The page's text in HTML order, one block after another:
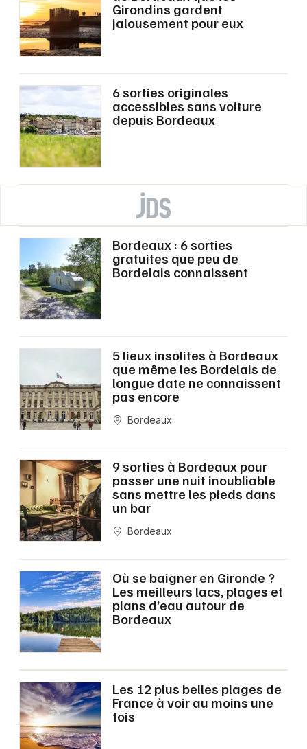
Girondins gardent
jalousement pour eux
6 sorties originales
accessibles sans voiture
depuis Bordeaux
Bordeaux : 6 sorties
gratuites que peu de
Bordelais connaissent
5 lieux insolites à Bordeaux
que même les Bordelais de
longue date ne connaissent
pas encore
Bordeaux
9 sorties à Bordeaux pour
passer une nuit inoubliable
sans mettre les pieds dans
un bar
Bordeaux
Où se baigner en Gironde ?
Les meilleurs lacs, plages et
plans d’eau autour de
Bordeaux
Les 12 plus belles plages de
France à voir au moins une
fois